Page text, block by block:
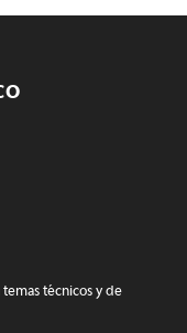
técnicos y de